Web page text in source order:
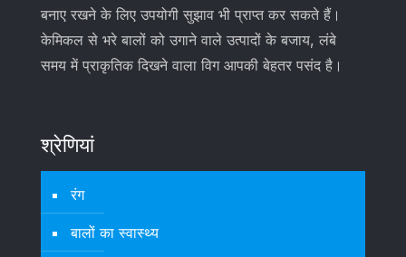
बनाए रखने के लिए उपयोगी सुझाव भी प्राप्त कर सकते हैं।
केमिकल से भरे बालों को उगाने वाले उत्पादों के बजाय, लंबे
समय में प्राकृतिक दिखने वाला विग आपकी बेहतर पसंद है।
श्रेणियां
रंग
बालों का स्वास्थ्य